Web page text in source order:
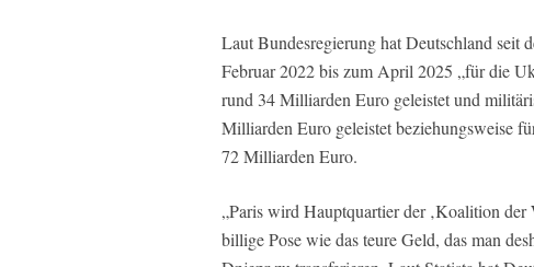
Laut Bundesregierung hat Deutschland seit
Februar 2022 bis zum April 2025 „für die
rund 34 Milliarden Euro geleistet und
Milliarden Euro geleistet beziehungsweise
72 Milliarden Euro.
„Paris wird Hauptquartier der ‚Koalition der
billige Pose wie das teure Geld, das man